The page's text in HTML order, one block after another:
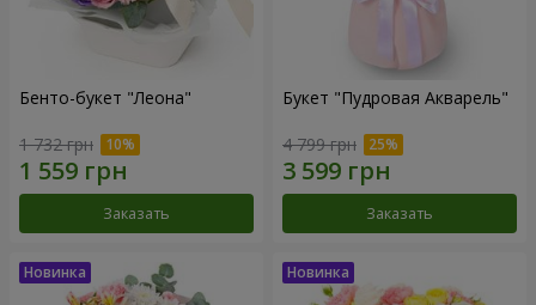
Бенто-букет "Леона"
1 732 грн
Заказать
Букет "Пудровая Акварель"
4 799 грн
Заказать